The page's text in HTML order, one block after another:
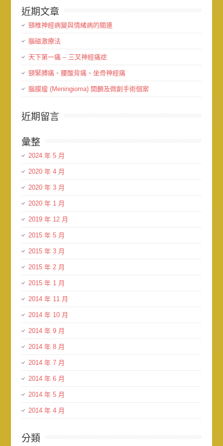
近期文章
頸椎神經病變與情緒病的關連
腦磁激療法
天下第一痛 – 三叉神經痛症
頸緊膊痛、腰酸背痛、坐骨神經痛
腦膜瘤 (Meningioma) 開顱及微創手術個案
近期留言
彙整
2024 年 5 月
2020 年 4 月
2020 年 3 月
2020 年 1 月
2019 年 12 月
2015 年 5 月
2015 年 3 月
2015 年 2 月
2015 年 1 月
2014 年 11 月
2014 年 10 月
2014 年 9 月
2014 年 8 月
2014 年 7 月
2014 年 6 月
2014 年 5 月
2014 年 4 月
分類